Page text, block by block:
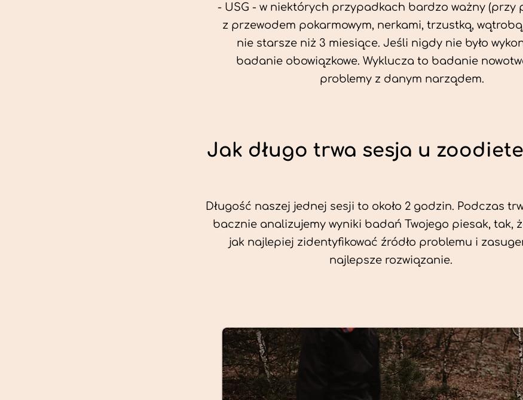
- USG - w niektórych przypadkach bardzo ważny (przy
z przewodem pokarmowym, nerkami, trzustką,
nie starsze niż 3 miesiące. Jeśli nigdy nie było
badanie obowiązkowe. Wyklucza to badanie
problemy z danym narządem.
Jak długo trwa sesja u
Długość naszej jednej sesji to około 2 godzin. Podczas
bacznie analizujemy wyniki badań Twojego piesak, tak,
jak najlepiej zidentyfikować źródło problemu i
najlepsze rozwiązanie.